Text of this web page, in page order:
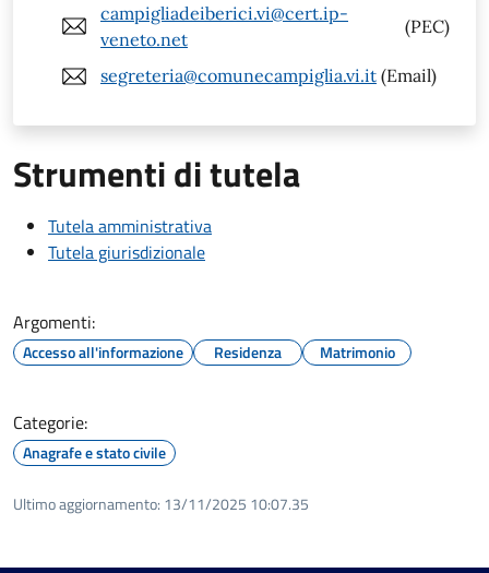
campigliadeiberici.vi@cert.ip-
veneto.net
(PEC)
segreteria@comunecampiglia.vi.it (Email)
Strumenti di tutela
Tutela amministrativa
Tutela giurisdizionale
Argomenti:
Accesso all'informazione Residenza Matrimonio
Categorie:
Anagrafe e stato civile
Ultimo aggiornamento: 13/11/2025 10:07.35